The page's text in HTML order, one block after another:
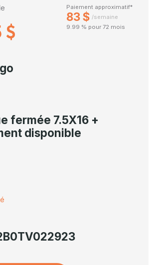
$
Paiement approximatif*
83 $ /semaine
9.99 % pour 72 mois
fermée 7.5X16 +
disponible